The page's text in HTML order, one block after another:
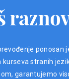
stranih
garantujemo